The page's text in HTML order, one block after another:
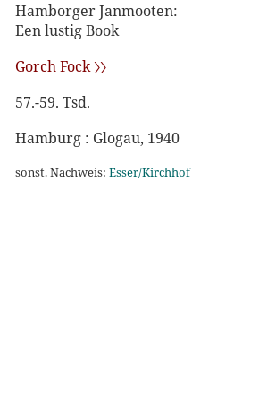
Hamborger Janmooten:
Een lustig Book
Gorch Fock 〉〉
57.-59. Tsd.
Hamburg : Glogau, 1940
sonst. Nachweis: Esser/Kirchhof